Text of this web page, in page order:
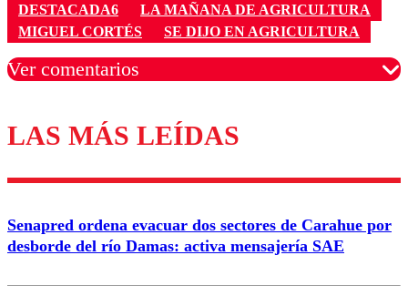
DESTACADA6
LA MAÑANA DE AGRICULTURA
MIGUEL CORTÉS
SE DIJO EN AGRICULTURA
Ver comentarios
Los comentarios son moderados para garantizar un
diálogo respetuoso.
Nombre
Correo
LAS MÁS LEÍDAS
Senapred ordena evacuar dos sectores de Carahue por
desborde del río Damas: activa mensajería SAE